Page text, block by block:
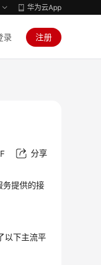
华为云App
录 注册
分享
务提供的接
以下主流平